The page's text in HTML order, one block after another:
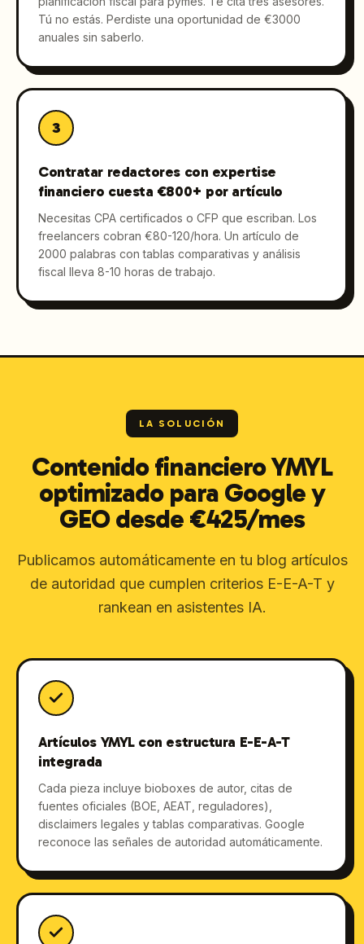
Tú no estás. Perdiste una oportunidad de €3000
anuales sin saberlo.
3
Contratar redactores con expertise
financiero cuesta €800+ por artículo
Necesitas CPA certificados o CFP que escriban. Los
freelancers cobran €80-120/hora. Un artículo de
2000 palabras con tablas comparativas y análisis
fiscal lleva 8-10 horas de trabajo.
LA SOLUCIÓN
Contenido financiero YMYL
optimizado para Google y
GEO desde €425/mes
Publicamos automáticamente en tu blog artículos
de autoridad que cumplen criterios E-E-A-T y
rankean en asistentes IA.
Artículos YMYL con estructura E-E-A-T
integrada
Cada pieza incluye bioboxes de autor, citas de
fuentes oficiales (BOE, AEAT, reguladores),
disclaimers legales y tablas comparativas. Google
reconoce las señales de autoridad automáticamente.